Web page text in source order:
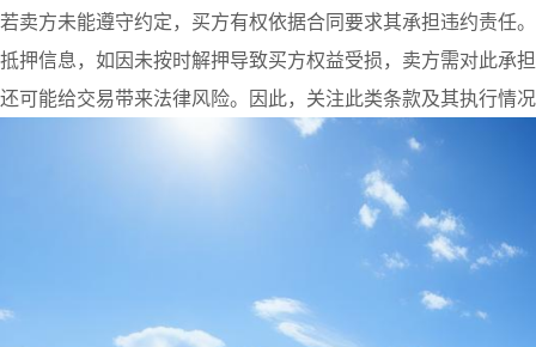
若卖方未能遵守约定，买方有权依据合同要求其承担违约责任
抵押信息，如因未按时解押导致买方权益受损，卖方需对此承
还可能给交易带来法律风险。因此，关注此类条款及其执行情